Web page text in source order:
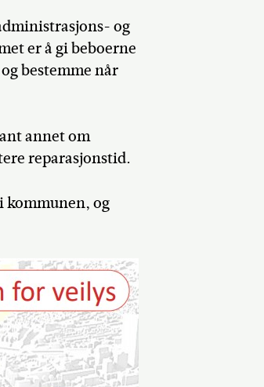
og
er å gi beboerne
bestemme når
annet om
reparasjonstid.
kommunen, og